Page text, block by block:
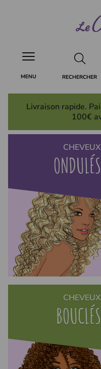
RECHERCHER
MENU
Livraison rapide.
100€
CHEVEUX
ONDULÉS
CHEVEUX
BOUCLÉS